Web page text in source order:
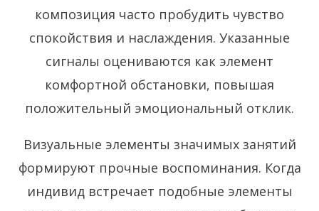
композиция часто пробудить чувство
спокойствия и наслаждения. Указанные
сигналы оцениваются как элемент
комфортной обстановки, повышая
положительный эмоциональный отклик.
Визуальные элементы значимых занятий
формируют прочные воспоминания. Когда
индивид встречает подобные элементы